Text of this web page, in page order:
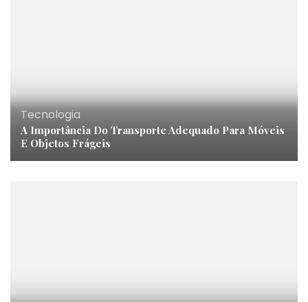
Tecnologia
A Importância Do Transporte Adequado Para Móveis
E Objetos Frágeis